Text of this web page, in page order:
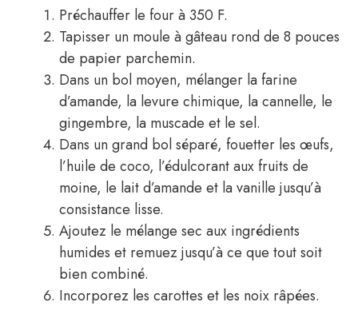
Préchauffer le four à 350 F.
Tapisser un moule à gâteau rond de 8 pouces
de papier parchemin.
Dans un bol moyen, mélanger la farine
d’amande, la levure chimique, la cannelle, le
gingembre, la muscade et le sel.
Dans un grand bol séparé, fouetter les œufs,
l’huile de coco, l’édulcorant aux fruits de
moine, le lait d’amande et la vanille jusqu’à
consistance lisse.
Ajoutez le mélange sec aux ingrédients
humides et remuez jusqu’à ce que tout soit
bien combiné.
Incorporez les carottes et les noix râpées.